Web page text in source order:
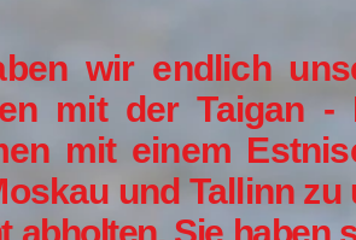
wir endlich
mit der Taigan -
mit einem
und Tallinn